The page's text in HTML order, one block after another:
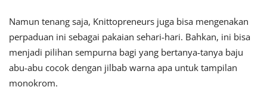
Namun tenang saja, Knittopreneurs juga bisa mengenakan
perpaduan ini sebagai pakaian sehari-hari. Bahkan, ini bisa
menjadi pilihan sempurna bagi yang bertanya-tanya baju
abu-abu cocok dengan jilbab warna apa untuk tampilan
monokrom.